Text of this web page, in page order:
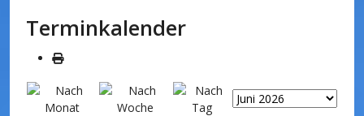
Terminkalender